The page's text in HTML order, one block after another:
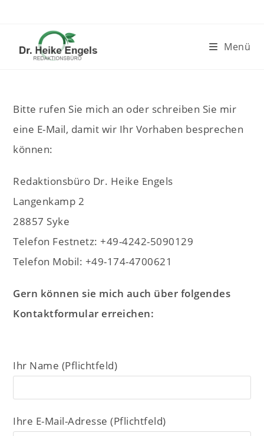
Menü
Bitte rufen Sie mich an oder schreiben Sie mir
eine E-Mail, damit wir Ihr Vorhaben besprechen
können:
Redaktionsbüro Dr. Heike Engels
Langenkamp 2
28857 Syke
Telefon Festnetz: +49-4242-5090129
Telefon Mobil: +49-174-4700621
Gern können sie mich auch über folgendes
Kontaktformular erreichen:
Ihr Name (Pflichtfeld)
Ihre E-Mail-Adresse (Pflichtfeld)